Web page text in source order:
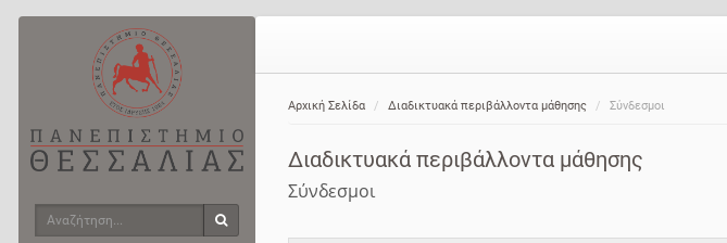
Αρχική Σελίδα Διαδικτυακά περιβάλλοντα μάθησης Σύνδεσμοι
Διαδικτυακά περιβάλλοντα μάθησης
Σύνδεσμοι
Αναζήτηση